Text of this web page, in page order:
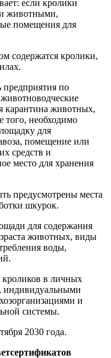
если кролики
животными,
помещения для
содержатся кролики,
по
карантина животных,
того, необходимо
для
помещение или
средств и
место для хранения
предусмотрены места
шкурок.
для содержания
животных, виды
воды,
кроликов в личных
индивидуальными
и
системы.
2030 года.